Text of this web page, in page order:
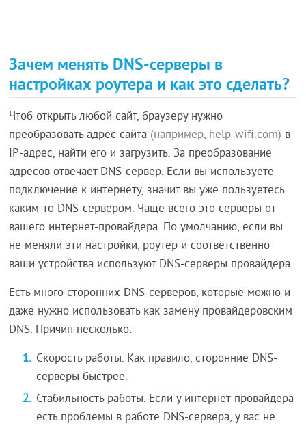
Зачем менять DNS-серверы в
настройках роутера и как это сделать?
Чтоб открыть любой сайт, браузеру нужно
преобразовать адрес сайта (например, help-wifi.com) в
IP-адрес, найти его и загрузить. За преобразование
адресов отвечает DNS-сервер. Если вы используете
подключение к интернету, значит вы уже пользуетесь
каким-то DNS-сервером. Чаще всего это серверы от
вашего интернет-провайдера. По умолчанию, если вы
не меняли эти настройки, роутер и соответственно
ваши устройства используют DNS-серверы провайдера.
Есть много сторонних DNS-серверов, которые можно и
даже нужно использовать как замену провайдеровским
DNS. Причин несколько:
Скорость работы. Как правило, сторонние DNS-
серверы быстрее.
Стабильность работы. Если у интернет-провайдера
есть проблемы в работе DNS-сервера, у вас не